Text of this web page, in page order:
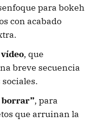
para bokeh
con acabado
, que
breve secuencia
borrar”, para
que arruinan la